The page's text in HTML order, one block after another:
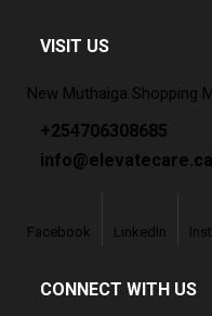
VISIT US
New Muthaiga Shopping
+254706308685
Facebook LinkedIn
CONNECT WITH US